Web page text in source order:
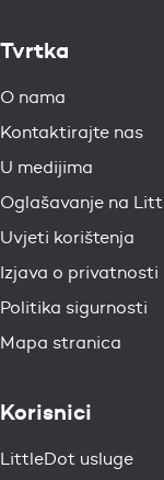
Tvrtka
O nama
Kontaktirajte nas
U medijima
Oglašavanje na
Uvjeti korištenja
Izjava o privatnosti
Politika sigurnosti
Mapa stranica
Korisnici
LittleDot usluge